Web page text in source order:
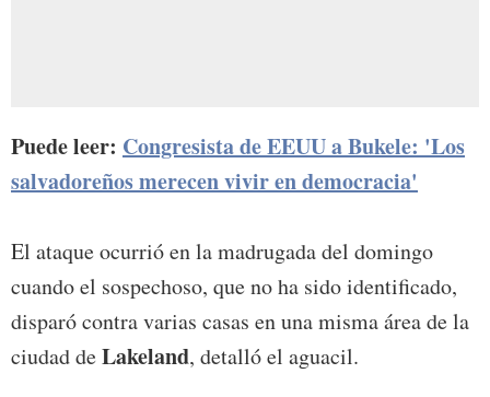
Puede leer: Congresista de EEUU a Bukele: 'Los
salvadoreños merecen vivir en democracia'
El ataque ocurrió en la madrugada del domingo
cuando el sospechoso, que no ha sido identificado,
disparó contra varias casas en una misma área de la
ciudad deLakeland, detalló el aguacil.